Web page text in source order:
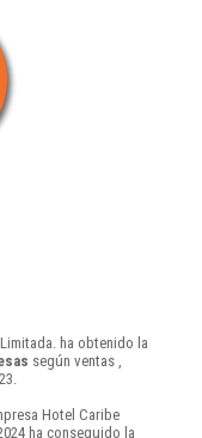
ha obtenido la
según ventas ,
Hotel Caribe
ha conseguido la